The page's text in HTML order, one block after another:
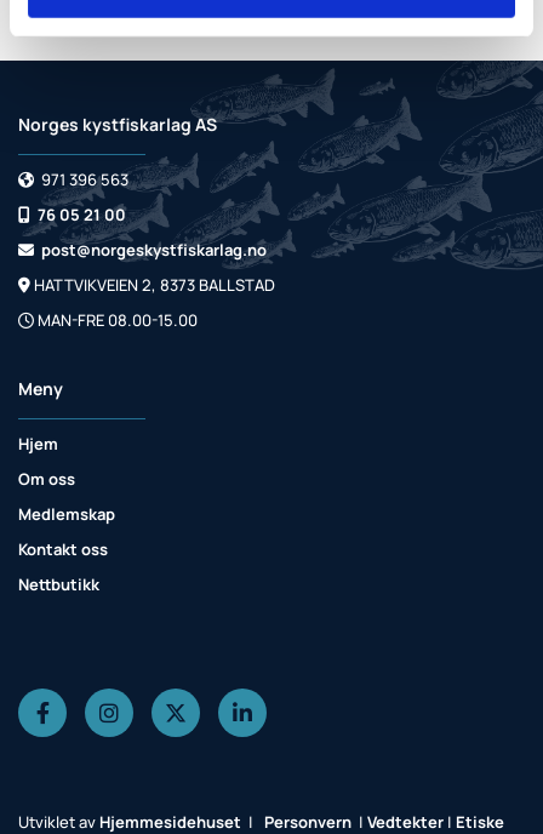
Norges kystfiskarlag AS
 971 396 563
76 05 21 00
 post@norgeskystfiskarlag.no
 HATTVIKVEIEN 2, 8373 BALLSTAD
 MAN-FRE 08.00-15.00
Meny
Hjem
Om oss
Medlemskap
Kontakt oss
Nettbutikk
Utviklet av Hjemmesidehuset | Personvern | Vedtekter | Etiske